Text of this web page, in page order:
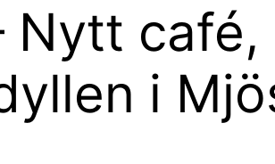
Nytt café,
i